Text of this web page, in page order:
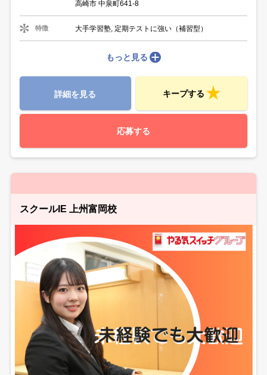
高崎市 中泉町641-8
特徴 大手学習塾, 定期テストに強い（補習型）
もっと見る
詳細を見る キープする
応募する
スクールIE 上州富岡校